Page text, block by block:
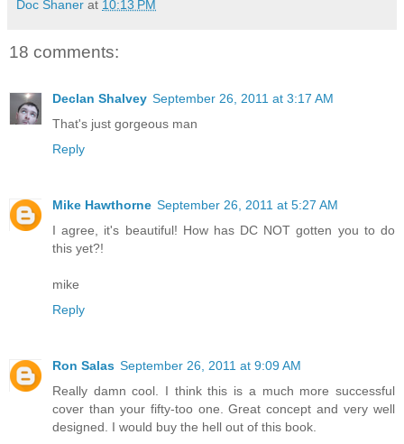
Doc Shaner at 10:13 PM
18 comments:
Declan Shalvey September 26, 2011 at 3:17 AM
That's just gorgeous man
Reply
Mike Hawthorne September 26, 2011 at 5:27 AM
I agree, it's beautiful! How has DC NOT gotten you to do
this yet?!
mike
Reply
Ron Salas September 26, 2011 at 9:09 AM
Really damn cool. I think this is a much more successful
cover than your fifty-too one. Great concept and very well
designed. I would buy the hell out of this book.